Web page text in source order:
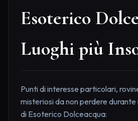
Esoterico
Luoghi più
Punti di interesse particolari,
misteriosi da non perdere durante
di Esoterico Dolceacqua: